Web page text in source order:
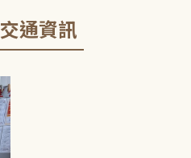
交通資訊